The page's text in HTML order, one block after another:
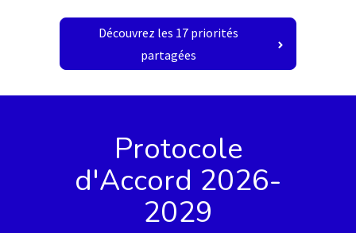
Découvrez les 17 priorités
partagées
Protocole
d'Accord 2026-
2029